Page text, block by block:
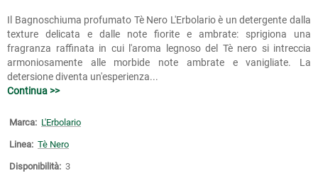
Il Bagnoschiuma profumato Tè Nero L'Erbolario è un detergente dalla
texture delicata e dalle note fiorite e ambrate: sprigiona una
fragranza raffinata in cui l'aroma legnoso del Tè nero si intreccia
armoniosamente alle morbide note ambrate e vanigliate. La
detersione diventa un'esperienza...
Continua >>
Marca: L'Erbolario
Linea: Tè Nero
Disponibilità: 3